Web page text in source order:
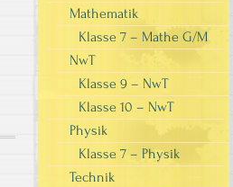
Mathematik
Klasse 7 – Mathe G/M
NwT
Klasse 9 – NwT
Klasse 10 – NwT
Physik
Klasse 7 – Physik
Technik